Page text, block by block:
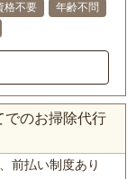
格不要
年齢不問
でのお掃除代行
前払い制度あり